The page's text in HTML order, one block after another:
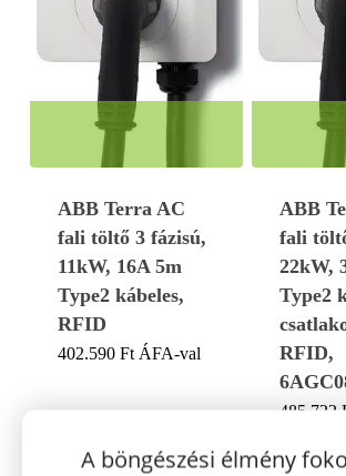
A böngészési élmény
ABB Terra AC
fali töltő 3 fázisú,
11kW, 16A 5m
Type2 kábeles,
RFID
402.590 Ft ÁFA-val
ABB
fali
22kW,
Type2
RFID,
485.722